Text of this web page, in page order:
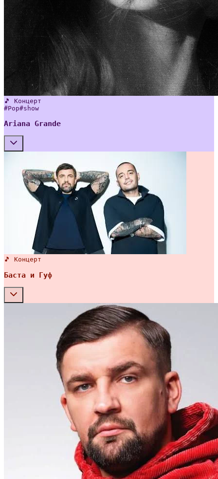
🎵 Концерт
#Pop#show
Ariana Grande
🎵 Концерт
Баста и Гуф